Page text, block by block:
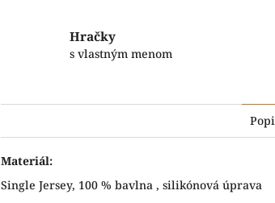
Hračky
s vlastným menom
Materiál:
Single Jersey, 100 % bavlna , silikónová úprava